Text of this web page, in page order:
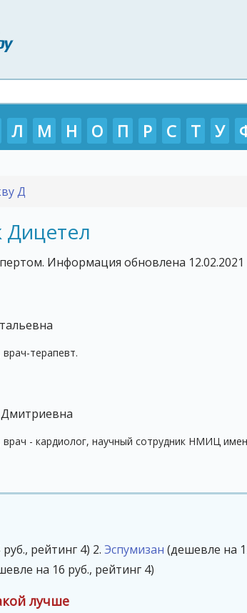
Л М Н О П Р С Т У
Д
Дицетел
Информация обновлена 12.02.2021
терапевт.
- кардиолог, научный сотрудник НМИЦ
рейтинг 4) 2. Эспумизан (дешевле на
на 16 руб., рейтинг 4)
лучше